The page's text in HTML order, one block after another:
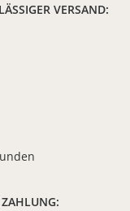
VERSAND:
ZAHLUNG: